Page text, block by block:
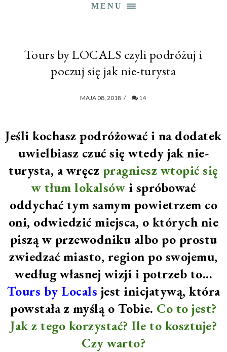
MENU
Tours by LOCALS czyli podróżuj i
poczuj się jak nie-turysta
MAJA 08, 2018 / 14
Jeśli kochasz podróżować i na dodatek
uwielbiasz czuć się wtedy jak nie-
turysta, a wręcz pragniesz wtopić się
w tłum lokalsów i spróbować
oddychać tym samym powietrzem co
oni, odwiedzić miejsca, o których nie
piszą w przewodniku albo po prostu
zwiedzać miasto, region po swojemu,
według własnej wizji i potrzeb to...
Tours by Locals jest inicjatywą, która
powstała z myślą o Tobie. Co to jest?
Jak z tego korzystać? Ile to kosztuje?
Czy warto?